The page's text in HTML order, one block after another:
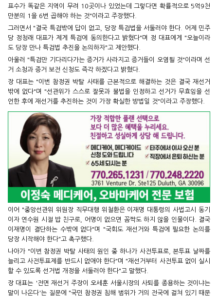
표수가 똑같은 지역이 무려 10곳이나 있었는데 그렇다면 확률적으로 5억9천
만분의 1을 6번 곱해야 하는 것"이라고 주장했다.
그러면서 "결국 특검밖에 답이 없고, 당장 특검법을 서둘러야 한다. 어제 민주
당 정청래 대표가 제게 특검에 동의한다고 밝혔다"며 정 대표에게 "오늘이라
도 당장 만나 특검법 추진을 논의하자"고 제안했다.
아울러 "특검만 기다리다가는 증거가 사라지고 증거들이 오염될 것"이라며 선
거 소청과 증거 보전 신청도 즉각 하겠다고 밝혔다.
장 대표는 "이번 참정권 박탈 사태를 근본적으로 해결하는 것은 결국 재선거
밖에 없다"며 "선관위가 스스로 잘못과 불법을 인정하고 선거가 무효임을 선
언한 후에 재선거를 추진하는 것이 가장 확실한 방법일 것"이라고 주장했다.
이어 "중앙선관위 위원장 직무대행 위철환은 이재명 대통령의 사법고시 동기
이자 연수원 시절 밥 친구로, 어명이 없으면 꼼짝도 하지 않을 인물이다. 결국
이재명이 결단하는 수밖에 없다"며 "국회도 재선거와 특검에 필요한 논의를
당장 시작해야 한다"고 촉구했다.
나아가 "이번 참정권 박탈 사태의 원인 중 하나가 사전투표로, 본투표 날짜를
늘리고 사전투표제를 반드시 없애야 한다"며 "재선거부터 사전투표 없이 실시
할 수 있도록 선거법 개정을 서둘러야 한다"고 말했다.
장 대표는 '전면 재선거 주장이 오세훈 서울시장의 사퇴를 종용하는 것이냐는
말이 나온다'는 질문에 "국민 참정권 침해 범위가 거의 전국에 걸쳐 있기 때문